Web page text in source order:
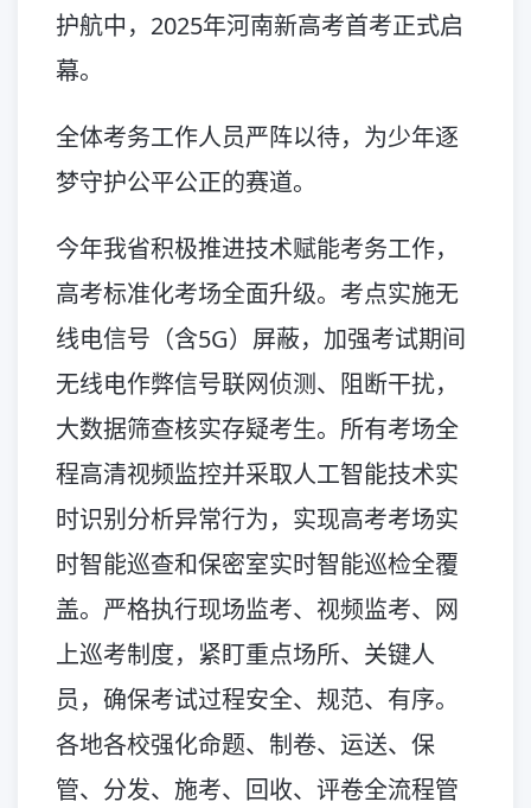
护航中，2025年河南新高考首考正式启
幕。
全体考务工作人员严阵以待，为少年逐
梦守护公平公正的赛道。
今年我省积极推进技术赋能考务工作，
高考标准化考场全面升级。考点实施无
线电信号（含5G）屏蔽，加强考试期间
无线电作弊信号联网侦测、阻断干扰，
大数据筛查核实存疑考生。所有考场全
程高清视频监控并采取人工智能技术实
时识别分析异常行为，实现高考考场实
时智能巡查和保密室实时智能巡检全覆
盖。严格执行现场监考、视频监考、网
上巡考制度，紧盯重点场所、关键人
员，确保考试过程安全、规范、有序。
各地各校强化命题、制卷、运送、保
管、分发、施考、回收、评卷全流程管